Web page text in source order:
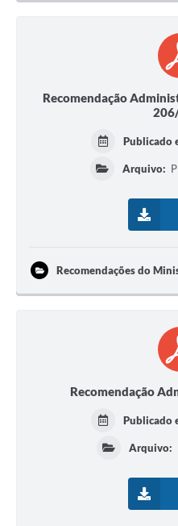
Recomendação
Publicado
Arquivo:
Recomendações do
Recomendação
Publicado
Arquivo: